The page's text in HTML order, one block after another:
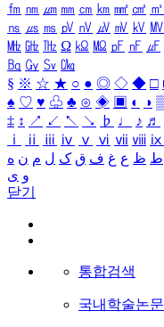
㎙ ㎚ ㎛ ㎜ ㎝ ㎞ ㎟ ㎠ ㎡
㎱ ㎲ ㎳ ㎴ ㎵ ㎶ ㎷ ㎸ ㎹
㎒ ㎓ ㎔ Ω ㏀ ㏁ ㎊ ㎋ ㎌
㏃ ㏉ ㏜ ㏆
§ ※ ☆ ★ ○ ● ◎ ◇ ◆ □
♠ ♡ ♥ ♧ ♣ ⊙ ◈ ▣ ◐ ◑
‡ ↕ ↗ ↙ ↖ ↘ ♭ ♩ ♪ ♬
ⅰ
ⅱ ⅲ ⅳ ⅴ ⅵ ⅶ ⅷ ⅸ
ط ظ ع غ ف ق ک ل م ن ه
و ی
닫기
통합검색
국내학술논문